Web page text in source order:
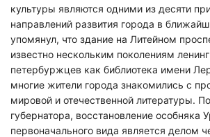
культуры являются одними из десяти
направлений развития города в
упомянул, что здание на Литейном
известно нескольким поколениям
петербуржцев как библиотека имени
многие жители города знакомились с
мировой и отечественной литературы.
губернатора, восстановление особняка
первоначального вида является делом